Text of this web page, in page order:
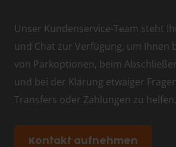
Unser Kundenservice-Team steht
und Chat zur Verfügung, um Ihnen
von Parkoptionen, beim
und bei der Klärung etwaiger
Transfers oder Zahlungen zu helfen.
Kontakt aufnehmen